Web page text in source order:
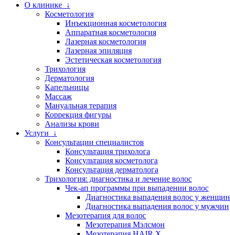
О клинике ↓
Косметология
Инъекционная косметология
Аппаратная косметология
Лазерная косметология
Лазерная эпиляция
Эстетическая косметология
Трихология
Дерматология
Капельницы
Массаж
Мануальная терапия
Коррекция фигуры
Анализы крови
Услуги ↓
Консультации специалистов
Консультация трихолога
Консультация косметолога
Консультация дерматолога
Трихология: диагностика и лечение волос
Чек-ап программы при выпадении волос
Диагностика выпадения волос у женщин
Диагностика выпадения волос у мужчин
Мезотерапия для волос
Мезотерапия Мэлсмон